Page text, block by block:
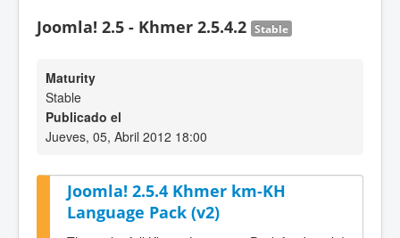
Joomla! 2.5 - Khmer 2.5.4.2 Stable
Maturity
Stable
Publicado el
Jueves, 05, Abril 2012 18:00
Joomla! 2.5.4 Khmer km-KH
Language Pack (v2)